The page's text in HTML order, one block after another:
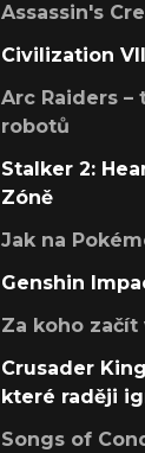
Assassin's
Civilization
Arc Raiders
robotů
Stalker 2:
Zóně
Jak na
Genshin
Za koho začít
Crusader
které raději
Songs of